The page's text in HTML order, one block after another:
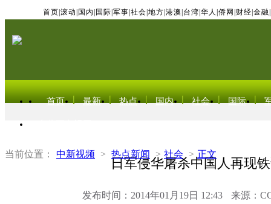
首页 滚动 国内 国际 军事 社会 地方 港澳 台湾 华人 侨网 财经 金融
首页 最新 热点 国内 社会 国际
当前位置： 中新视频 > 热点新闻 > 社会 > 正文
日军侵华屠杀中国人再现
发布时间：2014年01月19日 12:43 来源：